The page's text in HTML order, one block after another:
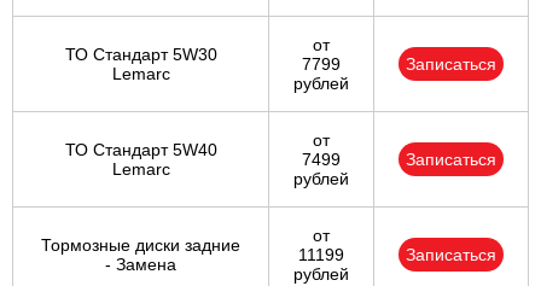
ТО Стандарт 5W30
Lemarc
от
7799
рублей
Записаться
ТО Стандарт 5W40
Lemarc
от
7499
рублей
Записаться
Тормозные диски задние
- Замена
от
11199
рублей
Записаться